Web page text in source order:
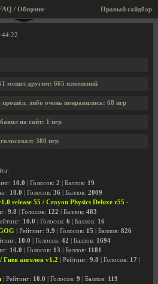
Правый сайдбар
/ Общение
пользователя HITMAN1
менял другим: 665 изменений
либо очень понравились: 68 игр
на сайт: 1 игр
380 игр
10.0 | Голосов: 2 | Баллов: 19
10.0 | Голосов: 36 | Баллов: 2009
release 55 / Crayon Physics Deluxe r55 -
9.8 | Голосов: 122 | Баллов: 483
10.0 | Голосов: 6 | Баллов: 16
| Рейтинг: 9.9 | Голосов: 15 | Баллов: 826
10.0 | Голосов: 42 | Баллов: 1694
10.0 | Голосов: 13 | Баллов: 1181
Гнев ангелов v1.2 | Рейтинг: 9.8 | Голосов: 17
| Рейтинг: 10.0 | Голосов: 9 | Баллов: 119